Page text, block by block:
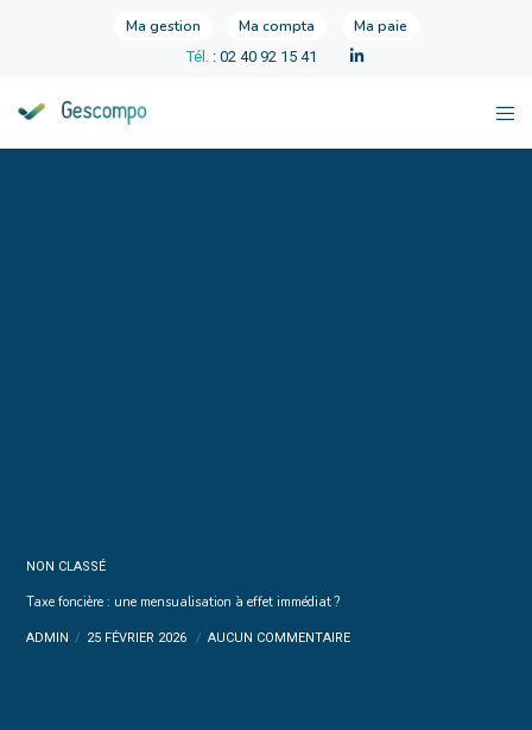
Ma gestion Ma compta Ma paie
Tél. : 02 40 92 15 41
NON CLASSÉ
Taxe foncière : une mensualisation à effet immédiat ?
ADMIN 25 FÉVRIER 2026 AUCUN COMMENTAIRE